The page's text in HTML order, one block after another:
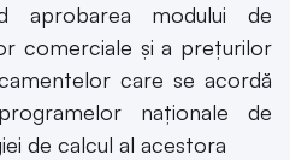
aprobarea modului de
comerciale și a prețurilor
care se acordă
naționale de
de calcul al acestora